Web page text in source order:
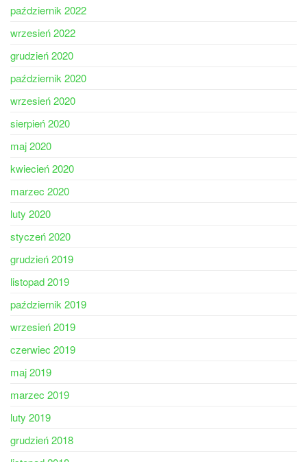
październik 2022
wrzesień 2022
grudzień 2020
październik 2020
wrzesień 2020
sierpień 2020
maj 2020
kwiecień 2020
marzec 2020
luty 2020
styczeń 2020
grudzień 2019
listopad 2019
październik 2019
wrzesień 2019
czerwiec 2019
maj 2019
marzec 2019
luty 2019
grudzień 2018